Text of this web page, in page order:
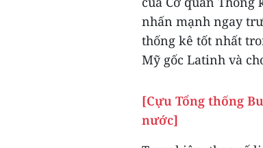
nhấn mạnh ngay
thống kê tốt nhất
Mỹ gốc Latinh và
[Cựu Tổng thống
nước]